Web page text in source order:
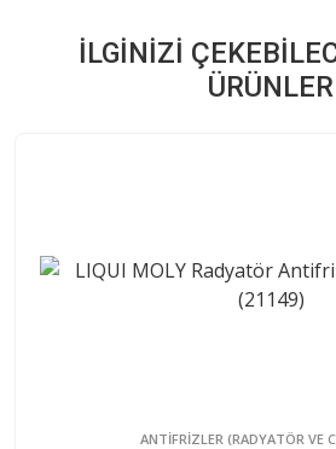
İLGINIZI
ÜRÜNLER
ANTIFRIZLER (RADYATÖR VE